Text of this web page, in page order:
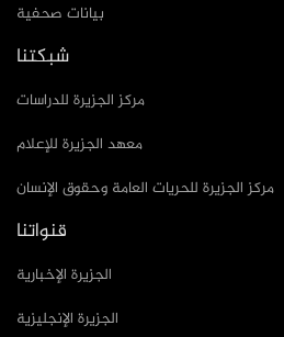
بيانات صحفية
شبكتنا
مركز الجزيرة للدراسات
معهد الجزيرة للإعلام
مركز الجزيرة للحريات العامة وحقوق الإنسان
قنواتنا
الجزيرة الإخبارية
الجزيرة الإنجليزية